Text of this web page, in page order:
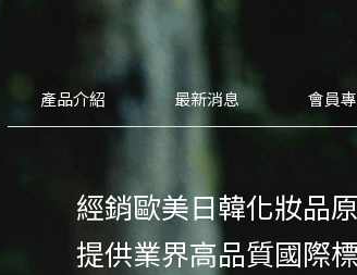
產品介紹 最新消息 會員
經銷歐美日韓化妝品
提供業界高品質國際